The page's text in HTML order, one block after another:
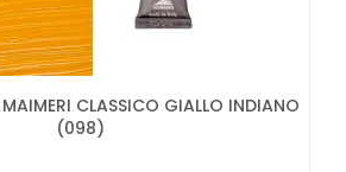
CLASSICO GIALLO INDIANO
(098)